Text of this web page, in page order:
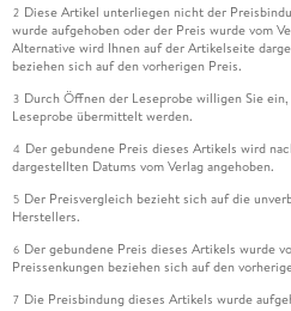
2 Diese Artikel unterliegen nicht der
wurde aufgehoben oder der Preis wurde vom
Alternative wird Ihnen auf der Artikelseite
beziehen sich auf den vorherigen Preis.
3 Durch Öffnen der Leseprobe willigen Sie
Leseprobe übermittelt werden.
4 Der gebundene Preis dieses Artikels wird
dargestellten Datums vom Verlag angehoben.
5 Der Preisvergleich bezieht sich auf die
Herstellers.
6 Der gebundene Preis dieses Artikels wurde
Preissenkungen beziehen sich auf den
7 Die Preisbindung dieses Artikels wurde